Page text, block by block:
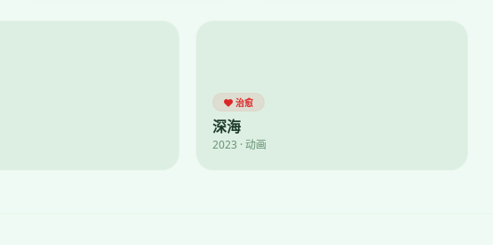
治愈
深海
2023 · 动画